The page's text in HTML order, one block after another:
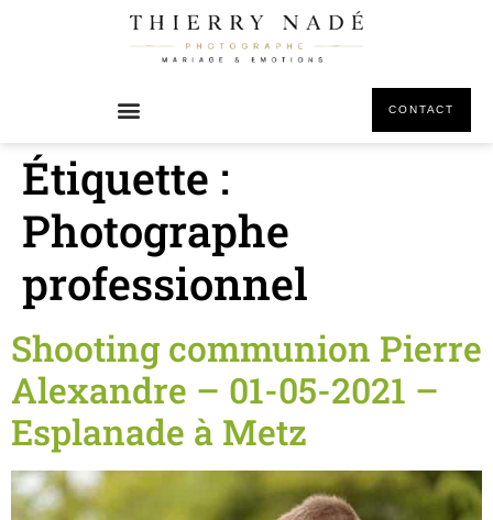
CONTACT
Étiquette :
Photographe
professionnel
Shooting communion Pierre
Alexandre – 01-05-2021 –
Esplanade à Metz